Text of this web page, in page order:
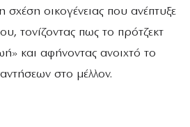
σχέση οικογένειας που ανέπτυξε
τονίζοντας πως το πρότζεκτ
και αφήνοντας ανοιχτό το
στο μέλλον.